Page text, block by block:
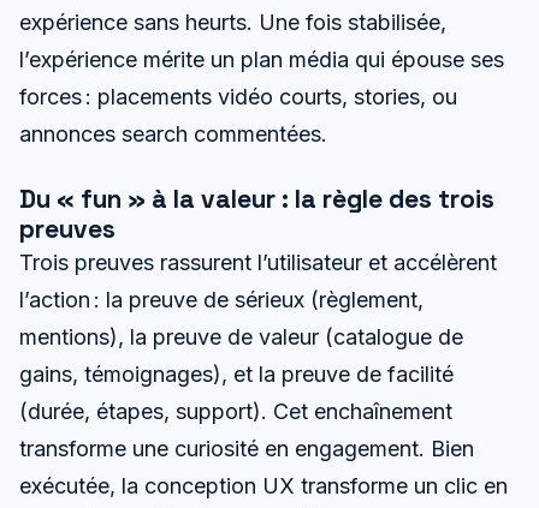
expérience sans heurts. Une fois stabilisée,
l’expérience mérite un plan média qui épouse ses
forces : placements vidéo courts, stories, ou
annonces search commentées.
Du « fun » à la valeur : la règle des trois
preuves
Trois preuves rassurent l’utilisateur et accélèrent
l’action : la preuve de sérieux (règlement,
mentions), la preuve de valeur (catalogue de
gains, témoignages), et la preuve de facilité
(durée, étapes, support). Cet enchaînement
transforme une curiosité en engagement. Bien
exécutée, la conception UX transforme un clic en